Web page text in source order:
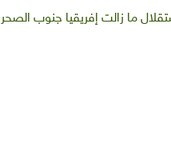
ما زالت إفريقيا جنوب